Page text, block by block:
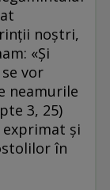
noştri,
«Şi
vor
neamurile
3, 25)
exprimat și
în